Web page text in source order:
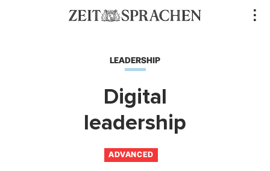
LEADERSHIP
Digital
leadership
ADVANCED